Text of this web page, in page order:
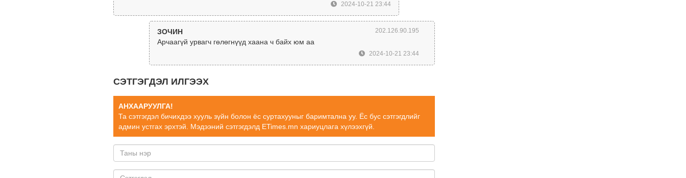
2024-10-21 23:44
ЗОЧИН 202.126.90.195
Арчаагүй урвагч гөлөгнүүд хаана ч байх юм аа
2024-10-21 23:44
СЭТГЭГДЭЛ ИЛГЭЭХ
АНХААРУУЛГА!
Та сэтгэгдэл бичихдээ хууль зүйн болон ёс суртахууныг баримтална уу. Ёс бус сэтгэгдлийг
админ устгах эрхтэй. Мэдээний сэтгэгдэлд ETimes.mn хариуцлага хүлээхгүй.